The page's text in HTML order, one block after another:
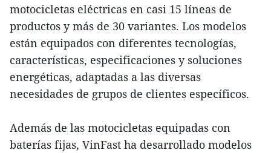
motocicletas eléctricas en casi 15 líneas de
productos y más de 30 variantes. Los modelos
están equipados con diferentes tecnologías,
características, especificaciones y soluciones
energéticas, adaptadas a las diversas
necesidades de grupos de clientes específicos.
Además de las motocicletas equipadas con
baterías fijas, VinFast ha desarrollado modelos